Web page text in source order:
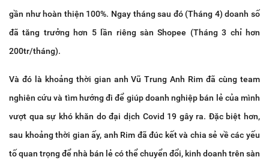
gần như hoàn thiện 100%. Ngay tháng sau đó (Tháng 4) doanh số
đã tăng trưởng hơn 5 lần riêng sàn Shopee (Tháng 3 chỉ hơn
200tr/tháng).
Và đó là khoảng thời gian anh Vũ Trung Anh Rim đã cùng team
nghiên cứu và tìm hướng đi để giúp doanh nghiệp bán lẻ của mình
vượt qua sự khó khăn do đại dịch Covid 19 gây ra. Đặc biệt hơn,
sau khoảng thời gian ấy, anh Rim đã đúc kết và chia sẻ về các yếu
tố quan trọng để nhà bán lẻ có thể chuyển đổi, kinh doanh trên sàn